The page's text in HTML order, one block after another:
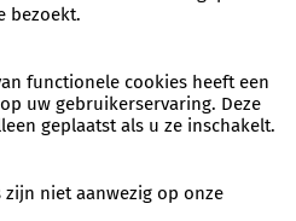
Schrijf in voor een kamp
Boek een activiteit
bezoekt.
functionele cookies heeft een
uw gebruikerservaring. Deze
geplaatst als u ze inschakelt.
niet aanwezig op onze